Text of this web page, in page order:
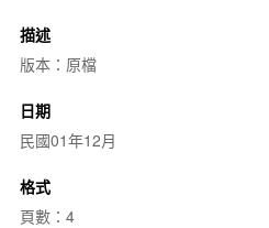
描述
版本：原檔
日期
民國01年12月
格式
頁數：4